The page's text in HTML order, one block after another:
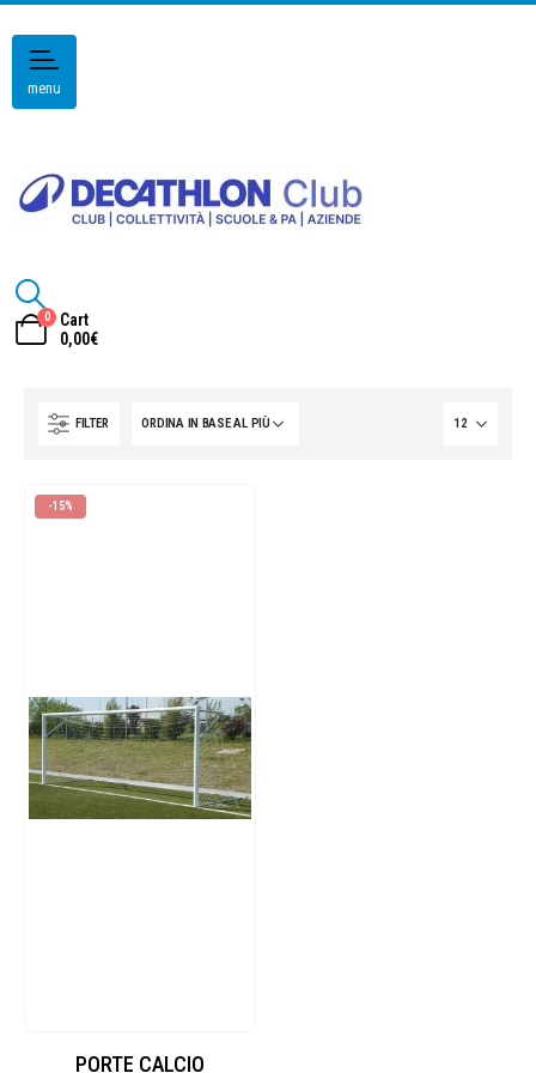
menu
0
Cart
0,00€
FILTER
-15%
PORTE CALCIO